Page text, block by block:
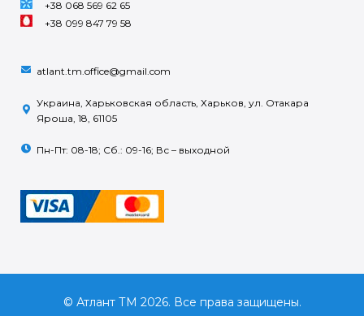
+38 068 569 62 65
+38 099 847 79 58
atlant.tm.office@gmail.com
Украина, Харьковская область, Харьков, ул. Отакара
Яроша, 18, 61105
Пн-Пт: 08-18; Сб.: 09-16; Вс – выходной
© Атлант ТМ 2026. Все права защищены.